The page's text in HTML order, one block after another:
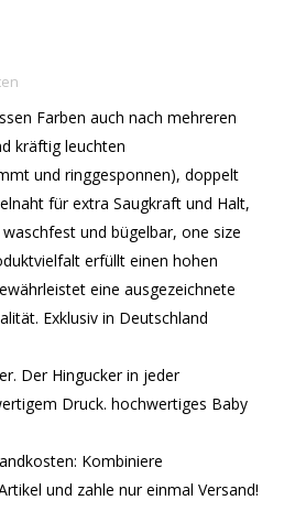
Farben auch nach mehreren
kräftig leuchten
und ringgesponnen), doppelt
für extra Saugkraft und Halt,
und bügelbar, one size
erfüllt einen hohen
eine ausgezeichnete
Exklusiv in Deutschland
Der Hingucker in jeder
Druck. hochwertiges Baby
Kombiniere
und zahle nur einmal Versand!